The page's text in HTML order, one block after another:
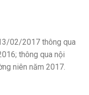
02/2017 thông qua
thông qua nội
niên năm 2017.